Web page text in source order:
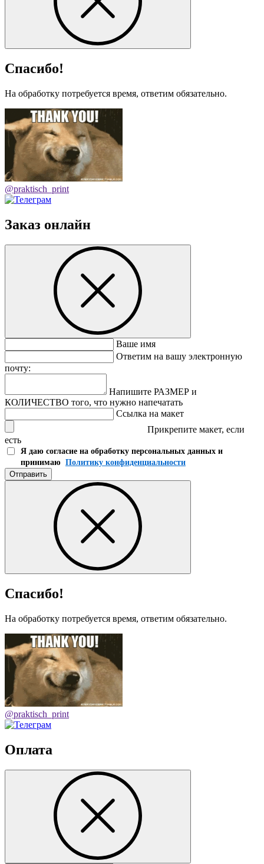
Спасибо!
На обработку потребуется время, ответим обязательно.
@praktisch_print
Заказ онлайн
Ваше имя
Ответим на вашу электронную
почту:
Напишите РАЗМЕР и
КОЛИЧЕСТВО того, что нужно напечатать
Ссылка на макет
Прикрепите макет, если
есть
Я даю согласие на обработку персональных данных и
принимаю Политику конфиденциальности
Отправить
Спасибо!
На обработку потребуется время, ответим обязательно.
@praktisch_print
Оплата